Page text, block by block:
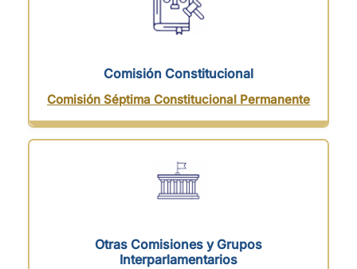
Comisión Constitucional
Comisión Séptima Constitucional Permanente
Otras Comisiones y Grupos
Interparlamentarios